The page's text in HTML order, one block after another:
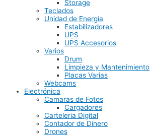
Storage
Teclados
Unidad de Energía
Estabilizadores
UPS
UPS Accesorios
Varios
Drum
Limpieza y Mantenimiento
Placas Varias
Webcams
Electrónica
Camaras de Fotos
Cargadores
Carteleria Digital
Contador de Dinero
Drones